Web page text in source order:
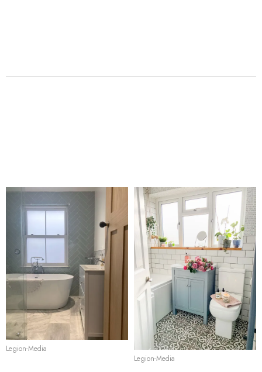
Legion-Media
Legion-Media